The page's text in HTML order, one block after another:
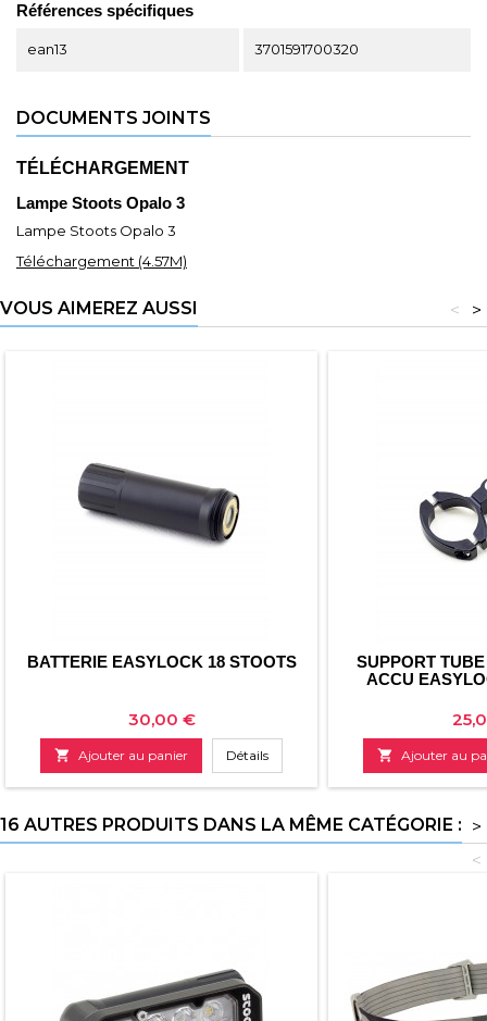
Références spécifiques
ean13 3701591700320
DOCUMENTS JOINTS
TÉLÉCHARGEMENT
Lampe Stoots Opalo 3
Lampe Stoots Opalo 3
Téléchargement (4.57M)
VOUS AIMEREZ AUSSI >
<
BATTERIE EASYLOCK 18 STOOTS
Prix
30,00 €
 Ajouter au panier Détails
SUPPORT
ACCU
Prix
 Ajouter au
16 AUTRES PRODUITS DANS LA MÊME CATÉGORIE : >
<